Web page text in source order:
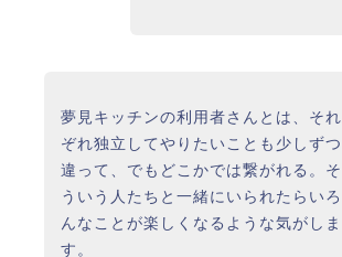
夢見キッチンの利用者さんとは、それ
ぞれ独立してやりたいことも少しずつ
違って、でもどこかでは繋がれる。そ
ういう人たちと一緒にいられたらいろ
んなことが楽しくなるような気がしま
す。